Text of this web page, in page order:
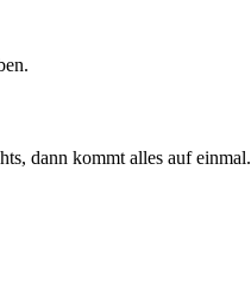
dann kommt alles auf einmal.